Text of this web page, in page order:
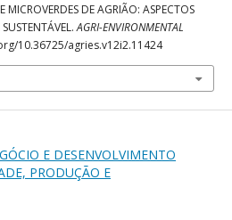
DE AGRIÃO: ASPECTOS
AGRI-ENVIRONMENTAL
10.36725/agries.v12i2.11424
E DESENVOLVIMENTO
PRODUÇÃO E